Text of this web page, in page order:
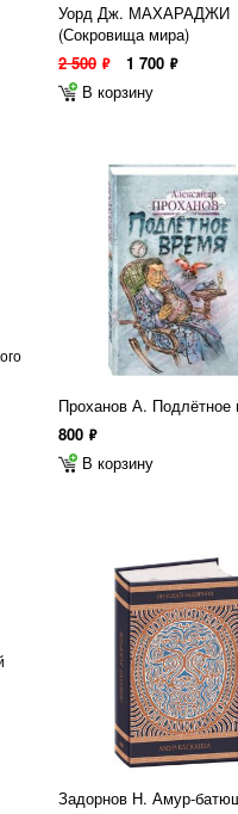
Уорд Дж. МАХАРАДЖИ
(Сокровища мира)
2 500 ф 1 700 ф
В корзину
Проханов А. Подлётное
800 ф
В корзину
Задорнов Н. Амур-